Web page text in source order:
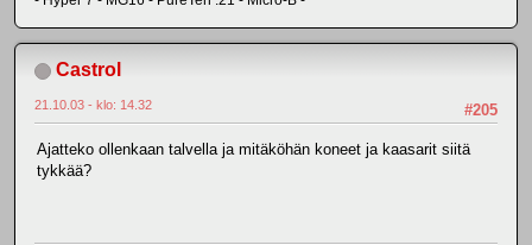
Castrol
#205
21.10.03 - klo: 14.32
Ajatteko ollenkaan talvella ja mitäköhän koneet ja kaasarit siitä
tykkää?